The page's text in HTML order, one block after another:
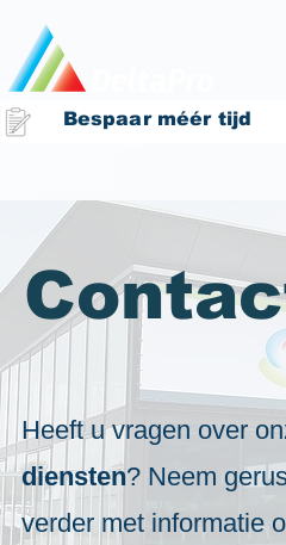
Bespaar méér tijd
Heeft u vragen over
diensten? Neem
verder met informatie